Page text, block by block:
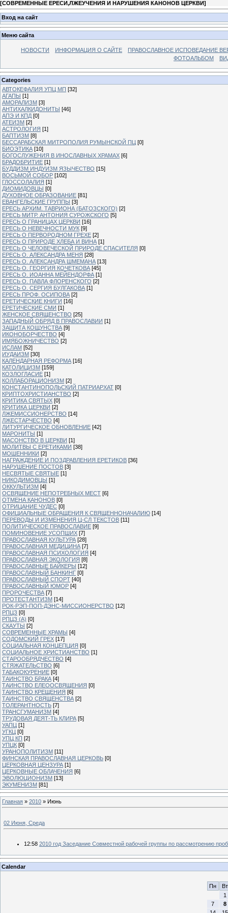
[СОВРЕМЕННЫЕ ЕРЕСИ,ЛЖЕУЧЕНИЯ И НАРУШЕНИЯ КАНОНОВ ЦЕРКВИ]
Вход на сайт
Меню сайта
НОВОСТИ ИНФОРМАЦИЯ О САЙТЕ
ПРАВОСЛАВНОЕ ИСПОВЕДАНИЕ
ФОТОАЛЬБОМ
Categories
АВТОКЕФАЛИЯ УПЦ МП [32]
АГАПЫ [1]
АМОРАЛИЗМ [3]
АНТИХАЛКИДОНИТЫ [46]
АПЭ И КПД [0]
АТЕИЗМ [2]
АСТРОЛОГИЯ [1]
БАПТИЗМ [8]
БЕССАРАБСКАЯ МИТРОПОЛИЯ РУМЫНСКОЙ ПЦ [0]
БИОЭТИКА [10]
БОГОСЛУЖЕНИЯ В ИНОСЛАВНЫХ ХРАМАХ [6]
БРАДОБРИТИЕ [1]
БУДДИЗМ ИНДУИЗМ ЯЗЫЧЕСТВО [15]
ВОСЬМОЙ СОБОР [102]
ГЛОССОЛАЛИЯ [1]
ДИОМИДОВЦЫ [0]
ДУХОВНОЕ ОБРАЗОВАНИЕ [81]
ЕВАНГЕЛЬСКИЕ ГРУППЫ [3]
ЕРЕСЬ АРХИМ. ТАВРИОНА (БАТОЗСКОГО) [2]
ЕРЕСЬ МИТР. АНТОНИЯ СУРОЖСКОГО [5]
ЕРЕСЬ О ГРАНИЦАХ ЦЕРКВИ [16]
ЕРЕСЬ О НЕВЕЧНОСТИ МУК [9]
ЕРЕСЬ О ПЕРВОРОДНОМ ГРЕХЕ [2]
ЕРЕСЬ О ПРИРОДЕ ХЛЕБА И ВИНА [1]
ЕРЕСЬ О ЧЕЛОВЕЧЕСКОЙ ПРИРОДЕ СПАСИТЕЛЯ [0]
ЕРЕСЬ О. АЛЕКСАНДРА МЕНЯ [28]
ЕРЕСЬ О. АЛЕКСАНДРА ШМЕМАНА [13]
ЕРЕСЬ О. ГЕОРГИЯ КОЧЕТКОВА [45]
ЕРЕСЬ О. ИОАННА МЕЙЕНДОРФА [1]
ЕРЕСЬ О. ПАВЛА ФЛОРЕНСКОГО [2]
ЕРЕСЬ О. СЕРГИЯ БУЛГАКОВА [1]
ЕРЕСЬ ПРОФ. ОСИПОВА [2]
ЕРЕТИЧЕСКИЕ КНИГИ [16]
ЕРЕТИЧЕСКИЕ СМИ [1]
ЖЕНСКОЕ СВЯЩЕНСТВО [25]
ЗАПАДНЫЙ ОБРЯД В ПРАВОСЛАВИИ [1]
ЗАЩИТА КОЩУНСТВА [9]
ИКОНОБОРЧЕСТВО [4]
ИМЯБОЖНИЧЕСТВО [2]
ИСЛАМ [52]
ИУДАИЗМ [30]
КАЛЕНДАРНАЯ РЕФОРМА [16]
КАТОЛИЦИЗМ [159]
КОЗЛОГЛАСИЕ [1]
КОЛЛАБОРАЦИОНИЗМ [2]
КОНСТАНТИНОПОЛЬСКИЙ ПАТРИАРХАТ [0]
КРИПТОХРИСТИАНСТВО [2]
КРИТИКА СВЯТЫХ [0]
КРИТИКА ЦЕРКВИ [2]
ЛЖЕМИССИОНЕРСТВО [14]
ЛЖЕСТАРЧЕСТВО [4]
ЛИТУРГИЧЕСКОЕ ОБНОВЛЕНИЕ [42]
МАРОНИТЫ [1]
МАСОНСТВО В ЦЕРКВИ [1]
МОЛИТВЫ С ЕРЕТИКАМИ [38]
МОШЕННИКИ [2]
НАГРАЖДЕНИЕ И ПОЗДРАВЛЕНИЯ ЕРЕТИКОВ [36]
НАРУШЕНИЕ ПОСТОВ [3]
НЕСВЯТЫЕ СВЯТЫЕ [1]
НИКОДИМОВЦЫ [1]
ОККУЛЬТИЗМ [4]
ОСВЯЩЕНИЕ НЕПОТРЕБНЫХ МЕСТ [6]
ОТМЕНА КАНОНОВ [0]
ОТРИЦАНИЕ ЧУДЕС [0]
ОФИЦИАЛЬНЫЕ ОБРАЩЕНИЯ К СВЯЩЕННОНАЧАЛИЮ [14]
ПЕРЕВОДЫ И ИЗМЕНЕНИЯ Ц-СЛ ТЕКСТОВ [11]
ПОЛИТИЧЕСКОЕ ПРАВОСЛАВИЕ [9]
ПОМИНОВЕНИЕ УСОПШИХ [7]
ПРАВОСЛАВНАЯ КУЛЬТУРА [28]
ПРАВОСЛАВНАЯ МЕДИЦИНА [7]
ПРАВОСЛАВНАЯ ПСИХОЛОГИЯ [4]
ПРАВОСЛАВНАЯ ЭКОЛОГИЯ [8]
ПРАВОСЛАВНЫЕ БАЙКЕРЫ [12]
ПРАВОСЛАВНЫЙ БАНКИНГ [0]
ПРАВОСЛАВНЫЙ СПОРТ [40]
ПРАВОСЛАВНЫЙ ЮМОР [4]
ПРОРОЧЕСТВА [7]
ПРОТЕСТАНТИЗМ [14]
РОК-РЭП-ПОП-ДЭНС-МИССИОНЕРСТВО [12]
РПЦЗ [0]
РПЦЗ (А) [0]
СКАУТЫ [2]
СОВРЕМЕННЫЕ ХРАМЫ [4]
СОДОМСКИЙ ГРЕХ [17]
СОЦИАЛЬНАЯ КОНЦЕПЦИЯ [0]
СОЦИАЛЬНОЕ ХРИСТИАНСТВО [1]
СТАРООБРЯДЧЕСТВО [4]
СТЯЖАТЕЛЬСТВО [6]
ТАБАКОКУРЕНИЕ [0]
ТАИНСТВО БРАКА [4]
ТАИНСТВО ЕЛЕООСВЯЩЕНИЯ [0]
ТАИНСТВО КРЕЩЕНИЯ [6]
ТАИНСТВО СВЯЩЕНСТВА [2]
ТОЛЕРАНТНОСТЬ [7]
ТРАНСГУМАНИЗМ [4]
ТРУДОВАЯ ДЕЯТ-ТЬ КЛИРА [5]
УАПЦ [1]
УГКЦ [0]
УПЦ КП [2]
УПЦК [0]
УРАНОПОЛИТИЗМ [11]
ФИНСКАЯ ПРАВОСЛАВНАЯ ЦЕРКОВЬ [0]
ЦЕРКОВНАЯ ЦЕНЗУРА [1]
ЦЕРКОВНЫЕ ОБЛАЧЕНИЯ [6]
ЭВОЛЮЦИОНИЗМ [13]
ЭКУМЕНИЗМ [81]
Главная » 2010 » Июнь
02 Июня, Среда
12:58 2010 год Заседание Совместной рабочей группы по рассмотрению
Calendar
Пн
Вт
1
7
8